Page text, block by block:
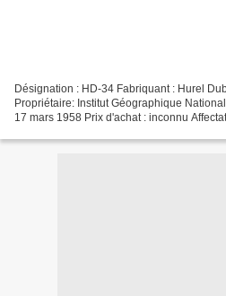
Désignation : HD-34 Fabriquant : Hurel
Propriétaire: Institut Géographique
17 mars 1958 Prix d'achat : inconnu